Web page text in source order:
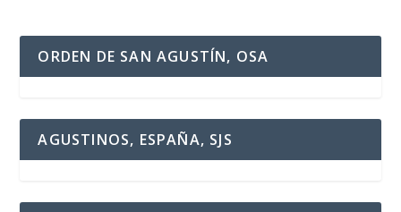
ORDEN DE SAN AGUSTÍN, OSA
AGUSTINOS, ESPAÑA, SJS